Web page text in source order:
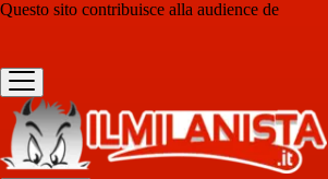
Questo sito contribuisce alla audience de